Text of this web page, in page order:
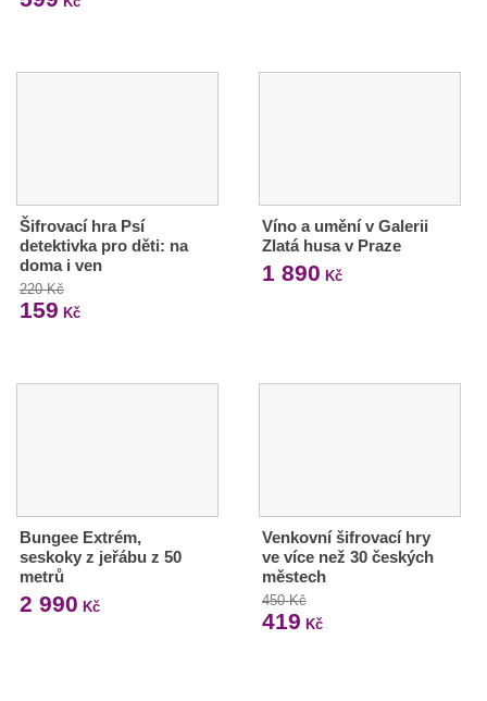
Šifrovací hra Psí
detektivka pro děti: na
doma i ven
220 Kč
159 Kč
Víno a umění v Galerii
Zlatá husa v Praze
1 890 Kč
Bungee Extrém,
seskoky z jeřábu z 50
metrů
2 990 Kč
Venkovní šifrovací hry
ve více než 30 českých
městech
450 Kč
419 Kč